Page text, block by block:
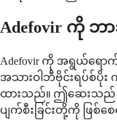
Adefovir ကို
Adefovir ကို အရွယ်ရော
အသားဝါဘီဗိုင်းရပ်စ်
ထားသည်။ ဤဆေးသည်
ပျက်စီးခြင်းတို့ကို ဖြစ်